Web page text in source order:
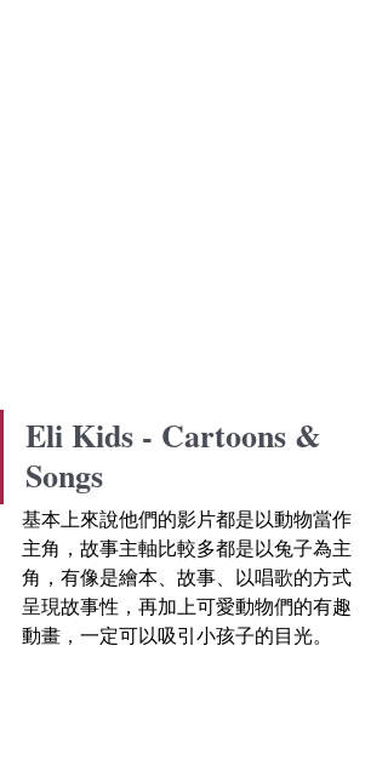
Eli Kids - Cartoons &
Songs
基本上來說他們的影片都是以動物當作
主角，故事主軸比較多都是以兔子為主
角，有像是繪本、故事、以唱歌的方式
呈現故事性，再加上可愛動物們的有趣
動畫，一定可以吸引小孩子的目光。